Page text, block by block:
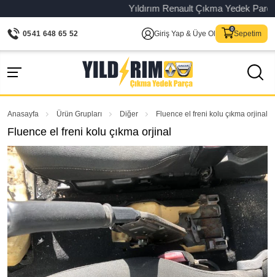
Yıldırım Renault Çıkma Yedek
0541 648 65 52 Giriş Yap & Üye Ol Sepetim
Anasayfa Ürün Grupları Diğer Fluence el freni kolu çıkma orjinal
Fluence el freni kolu çıkma orjinal